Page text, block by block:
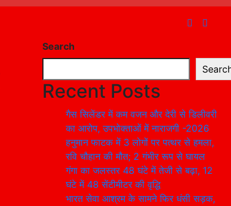
Search
Recent Posts
गैस सिलेंडर में कम वजन और देरी से डिलीवरी
का आरोप, उपभोक्ताओं में नाराजगी -2026
हनुमान फाटक में 3 लोगों पर पत्थर से हमला,
रवि चौहान की मौत; 2 गंभीर रूप से घायल
गंगा का जलस्तर 48 घंटे में तेजी से बढ़ा, 12
घंटे में 48 सेंटीमीटर की वृद्धि
भारत सेवा आश्रम के सामने फिर धंसी सड़क,